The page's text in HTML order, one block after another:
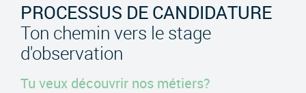
PROCESSUS DE CANDIDATURE
Ton chemin vers le stage
d'observation
Tu veux découvrir nos métiers?